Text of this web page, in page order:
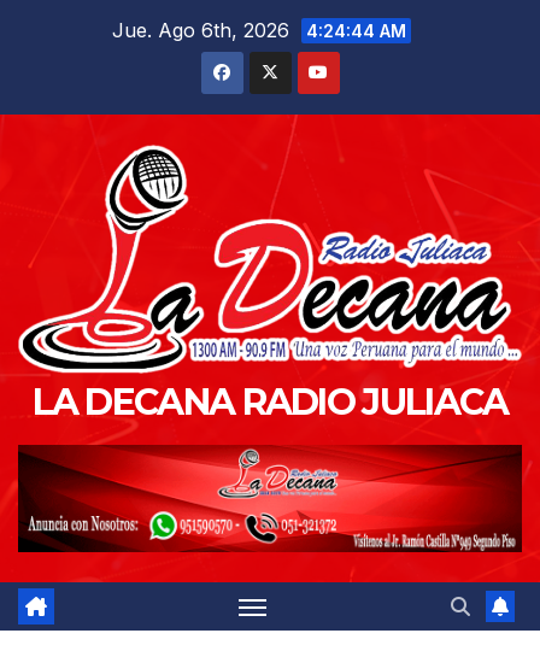
Jue. Ago 6th, 2026 4:24:45 AM
LA DECANA RADIO JULIACA